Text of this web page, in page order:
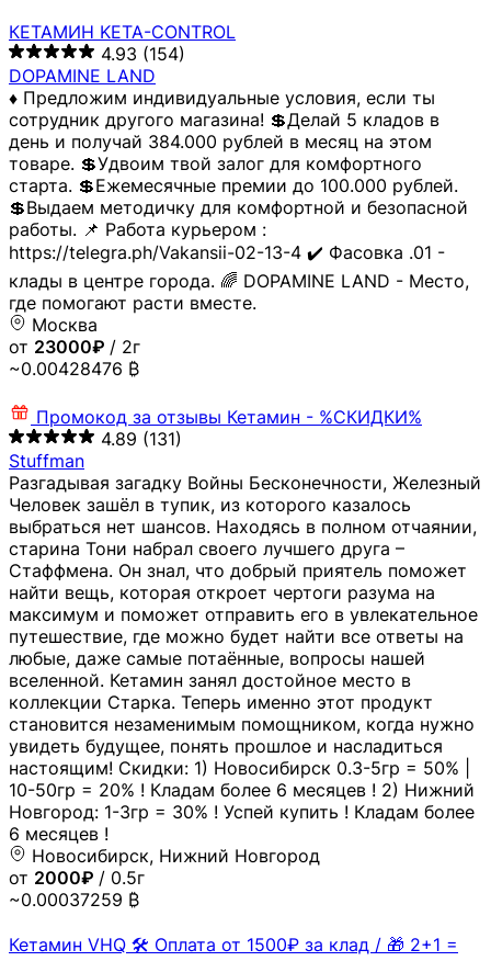
КЕТАМИН KETA-CONTROL
4.93 (154)
DOPAMINE LAND
♦️ Предложим индивидуальные условия, если ты
сотрудник другого магазина! 💲Делай 5 кладов в
день и получай 384.000 рублей в месяц на этом
товаре. 💲Удвоим твой залог для комфортного
старта. 💲Ежемесячные премии до 100.000 рублей.
💲Выдаем методичку для комфортной и безопасной
работы. 📌 Работа курьером :
https://telegra.ph/Vakansii-02-13-4 ✔️ Фасовка .01 -
клады в центре города. 🌈 DOPAMINE LAND - Место,
где помогают расти вместе.
Москва
от 23000₽ / 2г
~0.00428476 ₿
Промокод за отзывы Кетамин - %СКИДКИ%
4.89 (131)
Stuffman
Разгадывая загадку Войны Бесконечности, Железный
Человек зашёл в тупик, из которого казалось
выбраться нет шансов. Находясь в полном отчаянии,
старина Тони набрал своего лучшего друга –
Стаффмена. Он знал, что добрый приятель поможет
найти вещь, которая откроет чертоги разума на
максимум и поможет отправить его в увлекательное
путешествие, где можно будет найти все ответы на
любые, даже самые потаённые, вопросы нашей
вселенной. Кетамин занял достойное место в
коллекции Старка. Теперь именно этот продукт
становится незаменимым помощником, когда нужно
увидеть будущее, понять прошлое и насладиться
настоящим! Скидки: 1) Новосибирск 0.3-5гр = 50% |
10-50гр = 20% ! Кладам более 6 месяцев ! 2) Нижний
Новгород: 1-3гр = 30% ! Успей купить ! Кладам более
6 месяцев !
Новосибирск, Нижний Новгород
от 2000₽ / 0.5г
~0.00037259 ₿
Кетамин VHQ 🛠 Оплата от 1500₽ за клад / 🎁 2+1 =